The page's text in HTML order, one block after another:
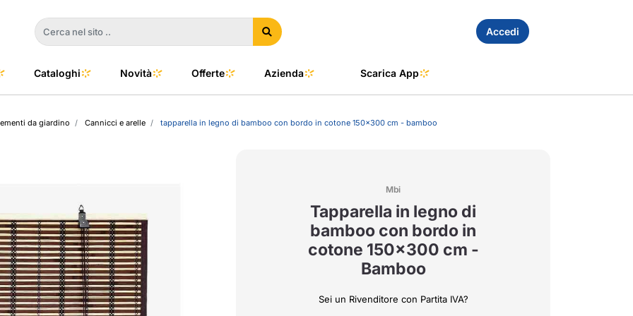
Accedi
e Clima
Cataloghi Novità Offerte Azienda Scarica App
da giardino Cannicci e arelle tapparella in legno di bamboo con bordo in cotone 150x300 cm - bamboo
Mbi
Tapparella in legno di
bamboo con bordo in
cotone 150x300 cm -
Bamboo
Sei un Rivenditore con Partita IVA?